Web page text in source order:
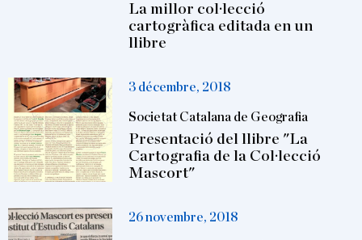
La millor col·lecció
cartogràfica editada en un
llibre
3 décembre, 2018
Societat Catalana de Geografia
Presentació del llibre "La
Cartografia de la Col·lecció
Mascort"
26 novembre, 2018